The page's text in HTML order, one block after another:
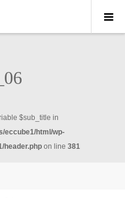
$sub_title in
eccube1/html/wp-
header.php on line 381